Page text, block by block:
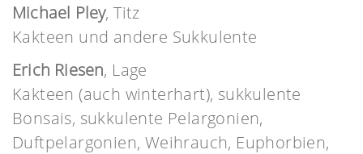
Michael Pley, Titz
Kakteen und andere Sukkulente
Erich Riesen, Lage
Kakteen (auch winterhart), sukkulente
Bonsais, sukkulente Pelargonien,
Duftpelargonien, Weihrauch, Euphorbien,